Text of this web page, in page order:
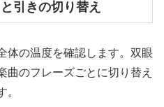
引きの切り替え
体の温度を確認します。双眼
曲のフレーズごとに切り替え
。